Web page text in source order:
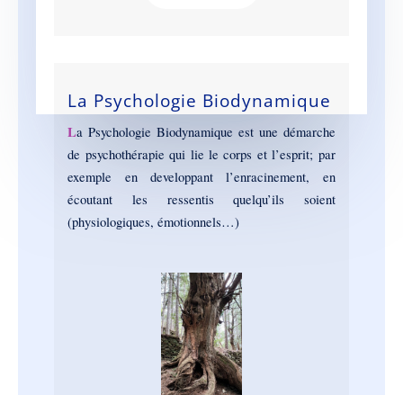
La Psychologie Biodynamique
La Psychologie Biodynamique est une démarche
de psychothérapie qui lie le corps et l’esprit; par
exemple en developpant l’enracinement, en
écoutant les ressentis quelqu’ils soient
(physiologiques, émotionnels…)